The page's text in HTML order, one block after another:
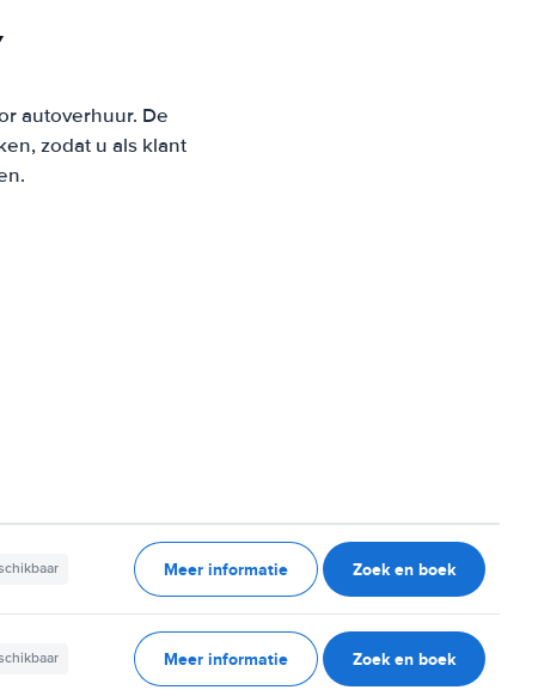
autoverhuur. De
zodat u als klant
Meer informatie Zoek en boek
Meer informatie Zoek en boek